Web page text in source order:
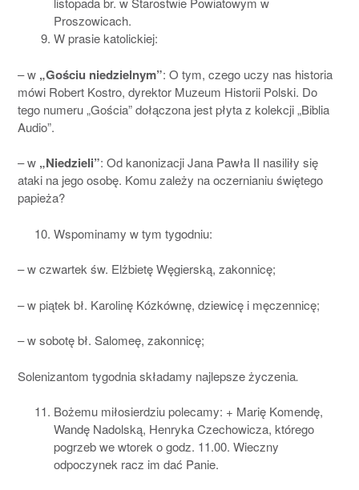
Proszowicach.
W prasie katolickiej:
– w „Gościu niedzielnym”: O tym, czego uczy nas historia
mówi Robert Kostro, dyrektor Muzeum Historii Polski. Do
tego numeru „Gościa” dołączona jest płyta z kolekcji „Biblia
Audio”.
– w „Niedzieli”: Od kanonizacji Jana Pawła II nasiliły się
ataki na jego osobę. Komu zależy na oczernianiu świętego
papieża?
Wspominamy w tym tygodniu:
– w czwartek św. Elżbietę Węgierską, zakonnicę;
– w piątek bł. Karolinę Kózkównę, dziewicę i męczennicę;
– w sobotę bł. Salomeę, zakonnicę;
Solenizantom tygodnia składamy najlepsze życzenia.
Bożemu miłosierdziu polecamy: + Marię Komendę,
Wandę Nadolską, Henryka Czechowicza, którego
pogrzeb we wtorek o godz. 11.00. Wieczny
odpoczynek racz im dać Panie.